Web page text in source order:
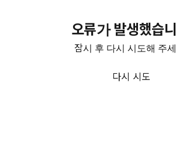
오류가 발생했습
잠시 후 다시 시도해 주
다시 시도